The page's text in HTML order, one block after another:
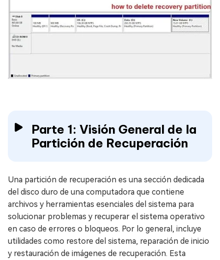
Parte 1: Visión General de la
Partición de Recuperación
Una partición de recuperación es una sección dedicada
del disco duro de una computadora que contiene
archivos y herramientas esenciales del sistema para
solucionar problemas y recuperar el sistema operativo
en caso de errores o bloqueos. Por lo general, incluye
utilidades como restore del sistema, reparación de inicio
y restauración de imágenes de recuperación. Esta